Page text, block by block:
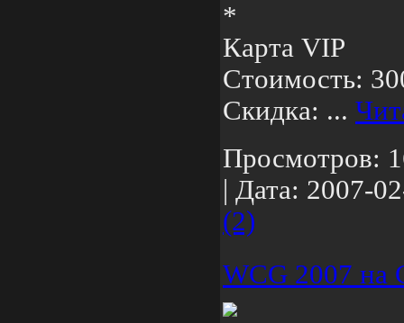
*
Карта VIP
Стоимость:
Скидка: ...
Просмотров:
Дата: 2007-
(2)
WCG 2007 на